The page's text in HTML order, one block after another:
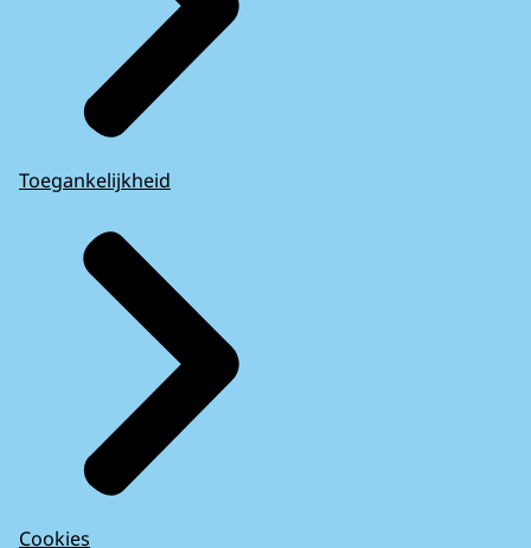
Toegankelijkheid
Cookies